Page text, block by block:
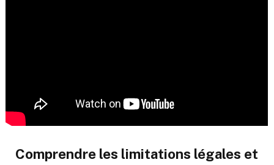
Comprendre les limitations légales et